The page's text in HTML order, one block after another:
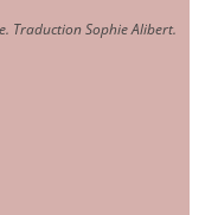
Traduction Sophie Alibert.